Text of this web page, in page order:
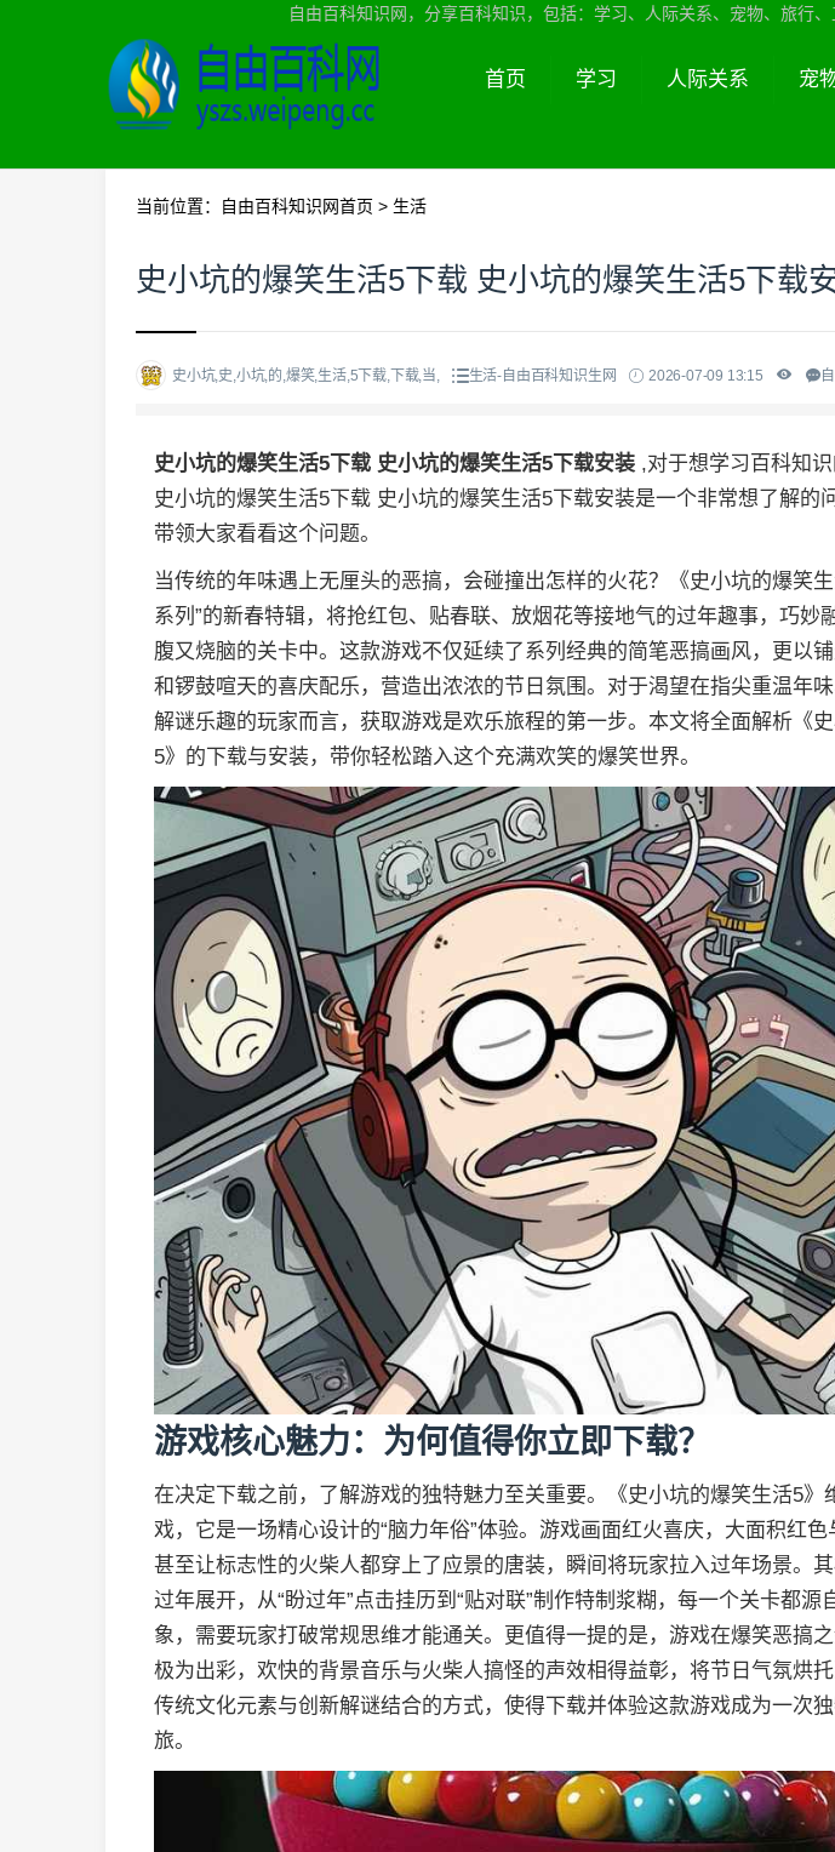
自由百科知识网，分享百科知识，包括：学习、人际关系、宠物、旅行
首页 学习 人际关系 宠
当前位置： 自由百科知识网首页 > 生活
史小坑的爆笑生活5下载 史小坑的爆笑生活5下载
史小坑,史,小坑,的,爆笑,生活,5下载,下载,当, 生活-自由百科知识生网 2026-07-09 13:15
史小坑的爆笑生活5下载 史小坑的爆笑生活5下载安装 ,对于想学习百科知识
史小坑的爆笑生活5下载 史小坑的爆笑生活5下载安装是一个非常想了解的
带领大家看看这个问题。
当传统的年味遇上无厘头的恶搞，会碰撞出怎样的火花？《史小坑的爆笑
系列”的新春特辑，将抢红包、贴春联、放烟花等接地气的过年趣事，巧妙
腹又烧脑的关卡中。这款游戏不仅延续了系列经典的简笔恶搞画风，更以
和锣鼓喧天的喜庆配乐，营造出浓浓的节日氛围。对于渴望在指尖重温年
解谜乐趣的玩家而言，获取游戏是欢乐旅程的第一步。本文将全面解析《
5》的下载与安装，带你轻松踏入这个充满欢笑的爆笑世界。
游戏核心魅力：为何值得你立即下载？
在决定下载之前，了解游戏的独特魅力至关重要。《史小坑的爆笑生活5》
戏，它是一场精心设计的“脑力年俗”体验。游戏画面红火喜庆，大面积红色
甚至让标志性的火柴人都穿上了应景的唐装，瞬间将玩家拉入过年场景。
过年展开，从“盼过年”点击挂历到“贴对联”制作特制浆糊，每一个关卡都源
象，需要玩家打破常规思维才能通关。更值得一提的是，游戏在爆笑恶搞
极为出彩，欢快的背景音乐与火柴人搞怪的声效相得益彰，将节日气氛烘
传统文化元素与创新解谜结合的方式，使得下载并体验这款游戏成为一次
旅。